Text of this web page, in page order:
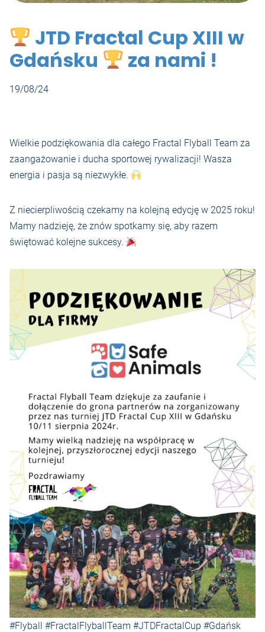
JTD Fractal Cup XIII w
Gdańsku
za nami !
19/08/24
Wielkie podziękowania dla całego Fractal Flyball Team za
zaangażowanie i ducha sportowej rywalizacji! Wasza
energia i pasja są niezwykłe.
Z niecierpliwością czekamy na kolejną edycję w 2025 roku!
Mamy nadzieję, że znów spotkamy się, aby razem
świętować kolejne sukcesy.
#Flyball #FractalFlyballTeam #JTDFractalCup #Gdańsk